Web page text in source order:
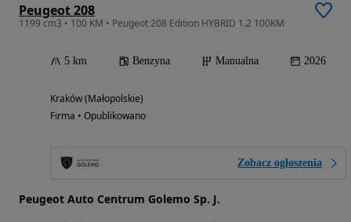
Peugeot 208
1199 cm3 • 100 KM • Peugeot 208 Edition HYBRID 1.2 100KM
5 km Benzyna Manualna 2026
Kraków (Małopolskie)
Firma • Opublikowano
Zobacz ogłoszenia
Peugeot Auto Centrum Golemo Sp. J.